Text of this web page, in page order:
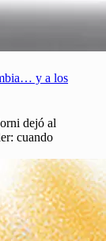
y a los
dejó al
cuando